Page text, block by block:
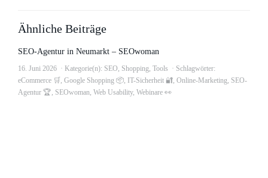
Ähnliche Beiträge
SEO-Agentur in Neumarkt – SEOwoman
16. Juni 2026 Kategorie(n): SEO, Shopping, Tools
Schlagwörter:
eCommerce 🛒, Google Shopping 📦, IT-Sicherheit 🔐, Online-Marketing, SEO-
Agentur 🏆, SEOwoman, Web Usability, Webinare 👀